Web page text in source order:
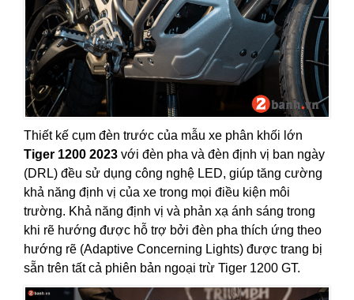
Thiết kế cụm đèn trước của mẫu xe phân khối lớn
Tiger 1200 2023 với đèn pha và đèn định vị ban ngày
(DRL) đều sử dụng công nghệ LED, giúp tăng cường
khả năng định vị của xe trong mọi điều kiện môi
trường. Khả năng định vị và phản xạ ánh sáng trong
khi rẽ hướng được hỗ trợ bởi đèn pha thích ứng theo
hướng rẽ (Adaptive Concerning Lights) được trang bị
sẵn trên tất cả phiên bản ngoại trừ Tiger 1200 GT.